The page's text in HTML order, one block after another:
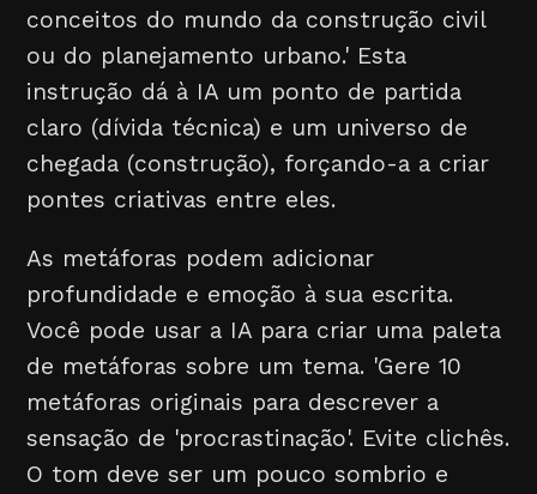
conceitos do mundo da construção civil
ou do planejamento urbano.' Esta
instrução dá à IA um ponto de partida
claro (dívida técnica) e um universo de
chegada (construção), forçando-a a criar
pontes criativas entre eles.
As metáforas podem adicionar
profundidade e emoção à sua escrita.
Você pode usar a IA para criar uma paleta
de metáforas sobre um tema. 'Gere 10
metáforas originais para descrever a
sensação de 'procrastinação'. Evite clichês.
O tom deve ser um pouco sombrio e